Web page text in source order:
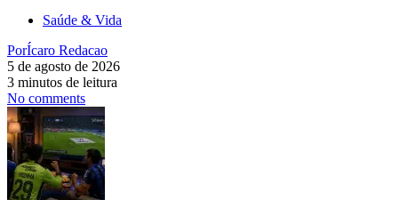
Saúde & Vida
PorÍcaro Redacao
5 de agosto de 2026
3 minutos de leitura
No comments